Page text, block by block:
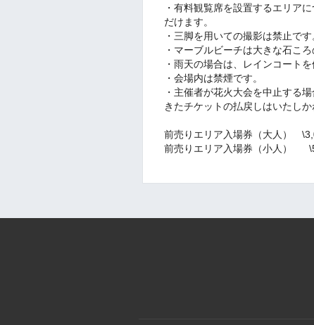
・有料観覧席を設置するエリア
だけます。
・三脚を用いての撮影は禁止です
・マーブルビーチは大きな石こ
・雨天の場合は、レインコート
・会場内は禁煙です。
・主催者が花火大会を中止する
きたチケットの払戻しはいたしか
前売りエリア入場券（大人）
前売りエリア入場券（小人）